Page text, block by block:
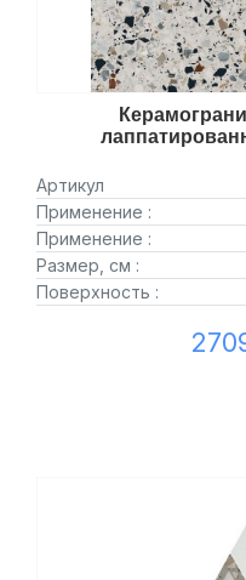
Артикул
Применение :
Применение :
Размер, см :
Поверхность :